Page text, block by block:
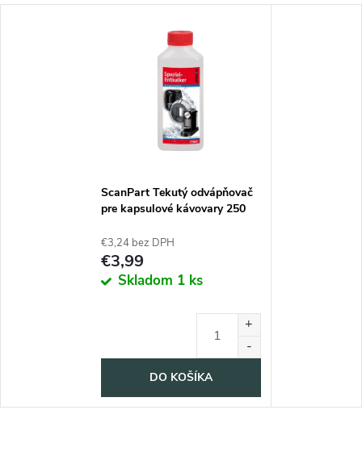
ScanPart Tekutý odvápňovač
pre kapsulové kávovary 250
€3,24 bez DPH
€3,99
Skladom 1 ks
DO KOŠÍKA